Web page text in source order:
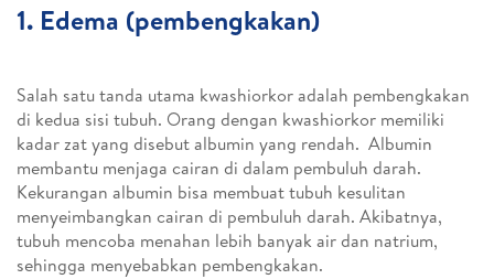
1. Edema (pembengkakan)
Salah satu tanda utama kwashiorkor adalah pembengkakan
di kedua sisi tubuh. Orang dengan kwashiorkor memiliki
kadar zat yang disebut albumin yang rendah. Albumin
membantu menjaga cairan di dalam pembuluh darah.
Kekurangan albumin bisa membuat tubuh kesulitan
menyeimbangkan cairan di pembuluh darah. Akibatnya,
tubuh mencoba menahan lebih banyak air dan natrium,
sehingga menyebabkan pembengkakan.